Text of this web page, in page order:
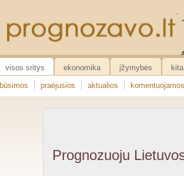
visos sritys ekonomika įžymybės kita
būsimos
praėjusios aktualios komentuojamos
Prognozuoju